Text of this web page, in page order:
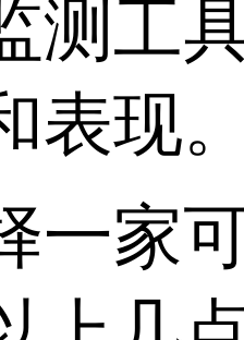
测工
表现
家可